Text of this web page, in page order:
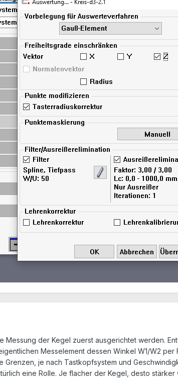
Messung der Kegel zuerst ausgerichtet werden.
Messelement dessen Winkel W1/W2
je nach Tastkopfsystem und
eine Rolle. Je flacher der Kegel, desto